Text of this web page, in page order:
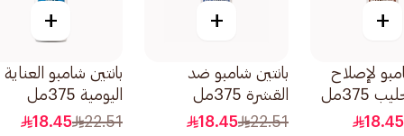
+
لإصلاح
375مل
18.45
+
بانتين شامبو ضد
القشرة 375مل
22.51
18.45
+
بانتين شامبو العناية
اليومية 375مل
22.51
18.45